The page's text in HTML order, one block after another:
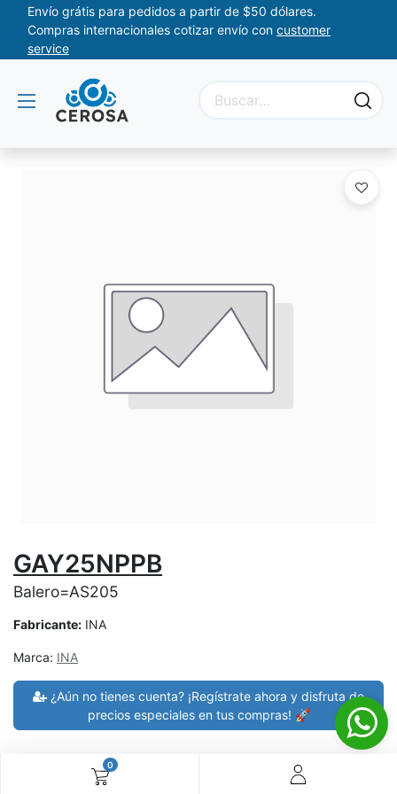
0
Envío grátis para pedidos a partir de $50 dólares.
Compras internacionales cotizar envío con customer
service
GAY25NPPB
Balero=AS205
Fabricante: INA
Marca: INA
¿Aún no tienes cuenta? ¡Regístrate ahora y disfruta de
precios especiales en tus compras! 🚀
30 días de devolución